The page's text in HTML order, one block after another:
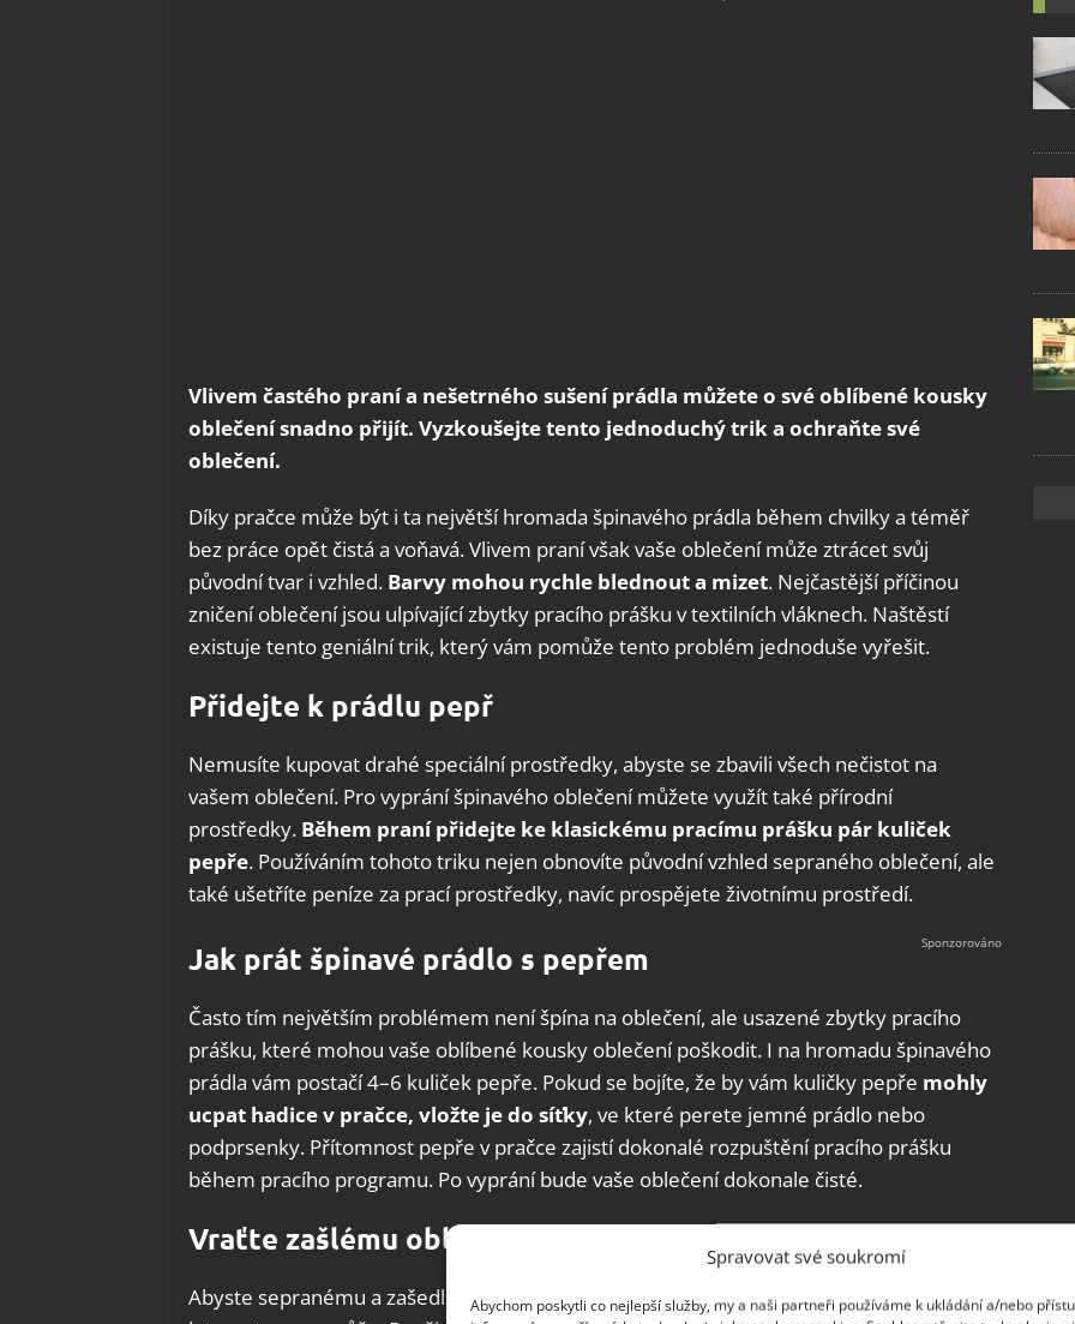
Spravovat své soukromí
Abychom poskytli co nejlepší služby, my a naši partneři používáme k ukládání a/nebo
Vlivem častého praní a nešetrného sušení prádla můžete o své oblíbené kousky
oblečení snadno přijít. Vyzkoušejte tento jednoduchý trik a ochraňte své
oblečení.
Díky pračce může být i ta největší hromada špinavého prádla během chvilky a téměř
bez práce opět čistá a voňavá. Vlivem praní však vaše oblečení může ztrácet svůj
původní tvar i vzhled. Barvy mohou rychle blednout a mizet. Nejčastější příčinou
zničení oblečení jsou ulpívající zbytky pracího prášku v textilních vláknech. Naštěstí
existuje tento geniální trik, který vám pomůže tento problém jednoduše vyřešit.
Přidejte k prádlu pepř
Nemusíte kupovat drahé speciální prostředky, abyste se zbavili všech nečistot na
vašem oblečení. Pro vyprání špinavého oblečení můžete využít také přírodní
prostředky. Během praní přidejte ke klasickému pracímu prášku pár kuliček
pepře. Používáním tohoto triku nejen obnovíte původní vzhled sepraného oblečení, ale
také ušetříte peníze za prací prostředky, navíc prospějete životnímu prostředí.
Jak prát špinavé prádlo s pepřem
Často tím největším problémem není špína na oblečení, ale usazené zbytky pracího
prášku, které mohou vaše oblíbené kousky oblečení poškodit. I na hromadu špinavého
prádla vám postačí 4–6 kuliček pepře. Pokud se bojíte, že by vám kuličky pepře mohly
ucpat hadice v pračce, vložte je do síťky, ve které perete jemné prádlo nebo
podprsenky. Přítomnost pepře v pračce zajistí dokonalé rozpuštění pracího prášku
během pracího programu. Po vyprání bude vaše oblečení dokonale čisté.
Vraťte zašlému oblečení jeho původní bělost
Abyste sepranému a zašedlému oblečení navrátili původní zářivě bílou barvu, pepř vám